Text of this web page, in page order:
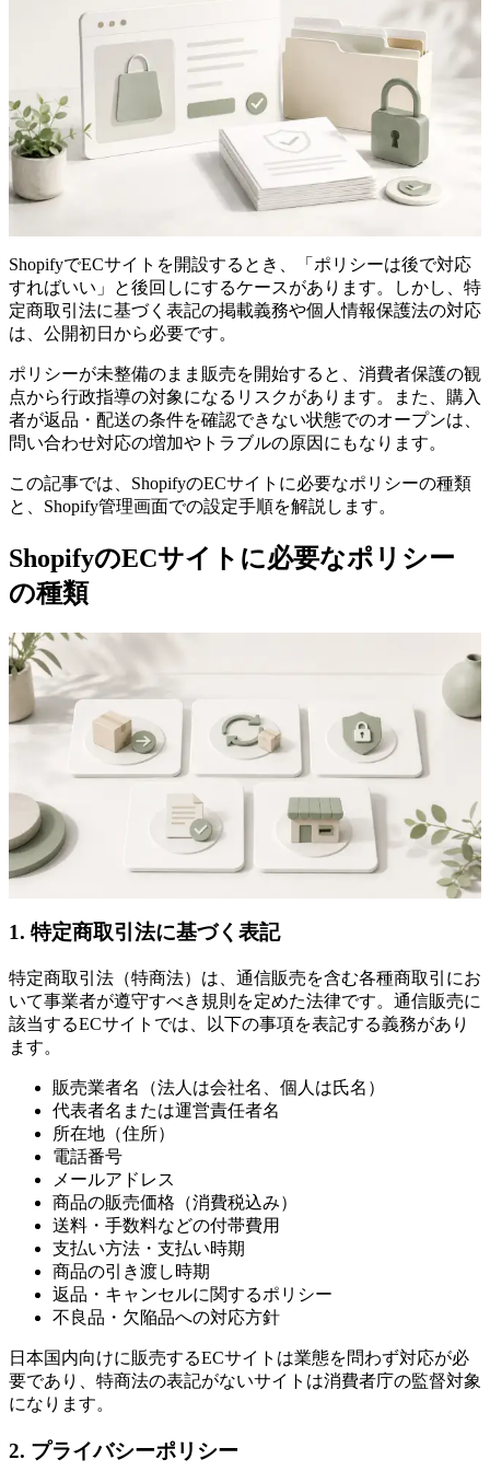
ShopifyでECサイトを開設するとき、「ポリシーは後で対応
すればいい」と後回しにするケースがあります。しかし、特
定商取引法に基づく表記の掲載義務や個人情報保護法の対応
は、公開初日から必要です。
ポリシーが未整備のまま販売を開始すると、消費者保護の観
点から行政指導の対象になるリスクがあります。また、購入
者が返品・配送の条件を確認できない状態でのオープンは、
問い合わせ対応の増加やトラブルの原因にもなります。
この記事では、ShopifyのECサイトに必要なポリシーの種類
と、Shopify管理画面での設定手順を解説します。
ShopifyのECサイトに必要なポリシー
の種類
1. 特定商取引法に基づく表記
特定商取引法（特商法）は、通信販売を含む各種商取引にお
いて事業者が遵守すべき規則を定めた法律です。通信販売に
該当するECサイトでは、以下の事項を表記する義務があり
ます。
販売業者名（法人は会社名、個人は氏名）
代表者名または運営責任者名
所在地（住所）
電話番号
メールアドレス
商品の販売価格（消費税込み）
送料・手数料などの付帯費用
支払い方法・支払い時期
商品の引き渡し時期
返品・キャンセルに関するポリシー
不良品・欠陥品への対応方針
日本国内向けに販売するECサイトは業態を問わず対応が必
要であり、特商法の表記がないサイトは消費者庁の監督対象
になります。
2. プライバシーポリシー